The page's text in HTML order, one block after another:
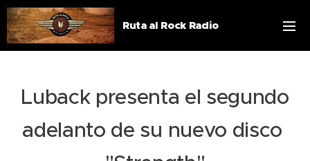
Ruta al Rock Radio
Luback presenta el segundo
adelanto de su nuevo disco